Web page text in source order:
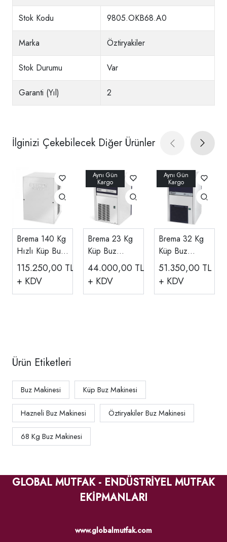
Stok Kodu 9805.OKB68.A0
Marka Öztiryakiler
Stok Durumu Var
Garanti (Yıl) 2
İlginizi Çekebilecek Diğer Ürünler
Brema 140 Kg
Hızlı Küp Buz
Makinesi
Haznesiz VM
350
115.250,00 TL
+ KDV
Brema 23 Kg
Küp Buz
Makinesi CB
184
44.000,00 TL
+ KDV
Brema 32 Kg
Küp Buz
Makinesi CB
249
51.350,00 TL
+ KDV
Ürün Etiketleri
Buz Makinesi Küp Buz Makinesi
Hazneli Buz Makinesi Öztiryakiler Buz Makinesi
68 Kg Buz Makinesi
GLOBAL MUTFAK - ENDÜSTRİYEL MUTFAK
EKİPMANLARI
www.globalmutfak.com